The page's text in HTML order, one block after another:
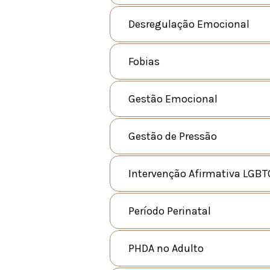
Desregulação Emocional
Fobias
Gestão Emocional
Gestão de Pressão
Intervenção Afirmativa
Período Perinatal
PHDA no Adulto